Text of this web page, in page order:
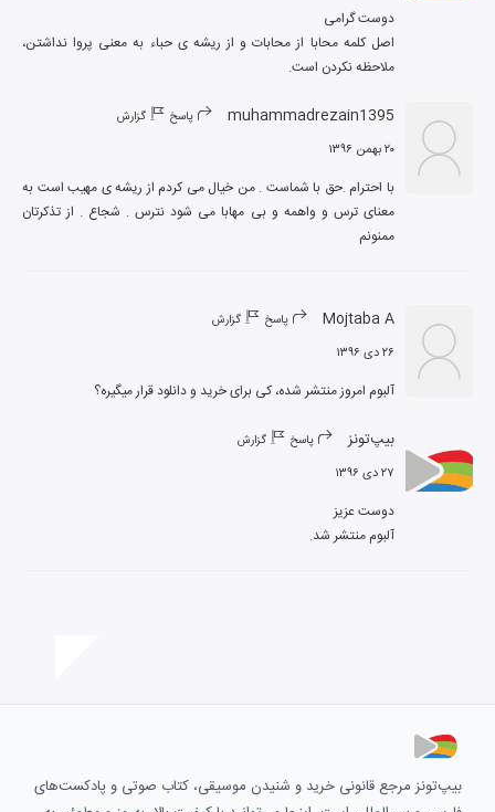
ملاحظه نکردن است.
muhammadrezain1395 پاسخ گزارش
۲۰ بهمن ۱۳۹۶
با احترام .حق با شماست . من خیال می کردم از ریشه ی مهیب است به
ممنونم
Mojtaba A پاسخ گزارش
۲۶ دی ۱۳۹۶
آلبوم امروز منتشر شده، کی برای خرید و دانلود قرار میگیره؟
بیپ‌تونز پاسخ گزارش
۲۷ دی ۱۳۹۶
دوست عزیز
آلبوم منتشر شد.
بیپ‌تونز مرجع قانونی خرید و شنیدن موسیقی، کتاب صوتی و پادکست‌های